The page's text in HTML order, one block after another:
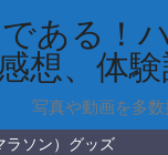
写真や動画を多
ラソン）グッズ